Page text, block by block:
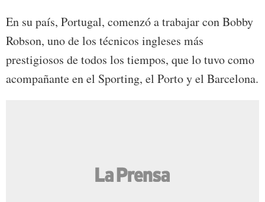
En su país, Portugal, comenzó a trabajar con Bobby
Robson, uno de los técnicos ingleses más
prestigiosos de todos los tiempos, que lo tuvo como
acompañante en el Sporting, el Porto y el Barcelona.